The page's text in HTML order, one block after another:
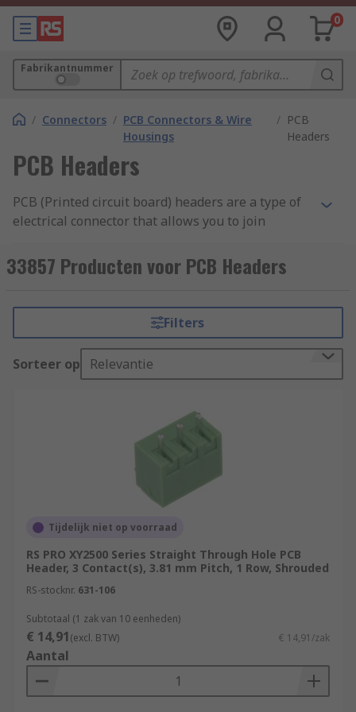
0
Fabrikantnummer
/ Connectors / PCB Connectors & Wire
Housings
/ PCB
Headers
PCB Headers
PCB (Printed circuit board) headers are a type of
electrical connector that allows you to join
Typically headers have one side that is designed
to be surface mounted and soldered onto the
Pins on the header can also be surrounded by a
shroud to make the unit more secure, prevent
pins from bending and allow locking.
PCB headers enable the user to make multiple
electrical connections to a PCB using one
use. Simply solder a PCB header onto your board
and you'll be ready to make connections to
multiple pins. Typically each pin can be used for
learner electronics since they're simple to
understand and have one primary function of
allowing wire-to-board. Incorporating them into
learning boards, kits and other accessories is
popular with the likes of Arduino, Raspberry Pi
and othersingle board computers.
33857 Producten voor PCB Headers
Filters
Sorteer op Relevantie
Tijdelijk niet op voorraad
RS PRO XY2500 Series Straight Through Hole PCB
Header, 3 Contact(s), 3.81 mm Pitch, 1 Row, Shrouded
RS-stocknr. 631-106
Subtotaal (1 zak van 10 eenheden)
€ 14,91(excl. BTW) € 14,91/zak
Aantal